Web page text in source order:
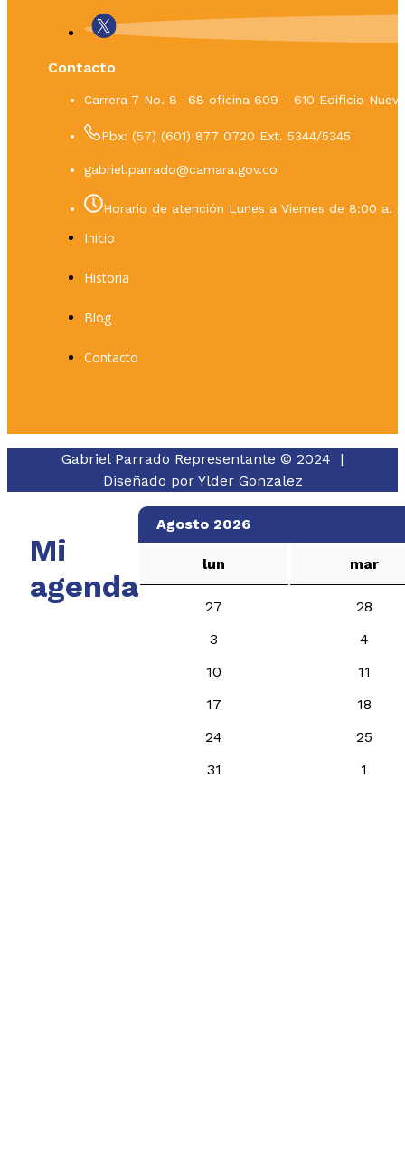
Contacto
Carrera 7 No. 8 -68 oficina 609 - 610 Edificio
Pbx: (57) (601) 877 0720 Ext. 5344/5345
gabriel.parrado@camara.gov.co
Horario de atención Lunes a Viernes de 8:00 a.
Inicio
Historia
Blog
Contacto
Gabriel Parrado Representante © 2024 |
Diseñado por Ylder Gonzalez
Mi
agenda
Agosto 2026
lun mar
27
28
3
4
10
11
17
18
24
25
31
1